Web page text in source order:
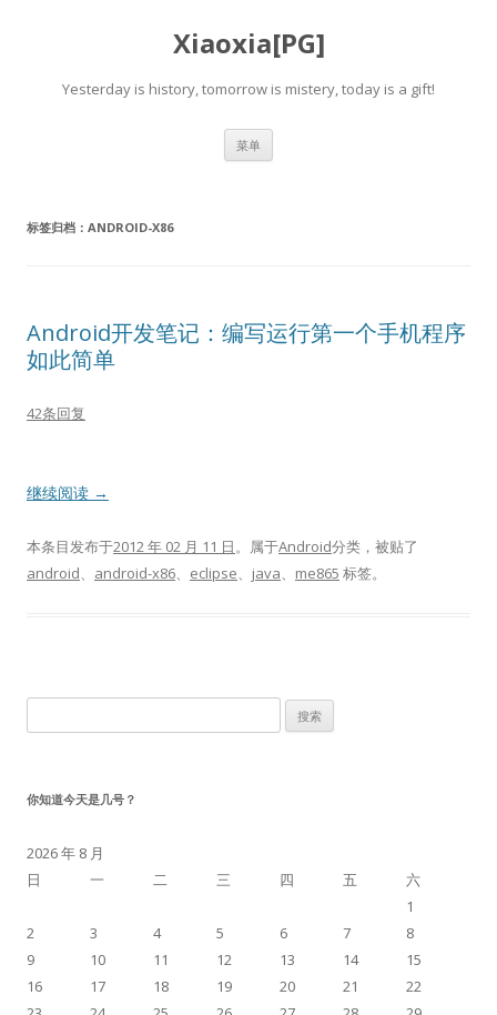
Xiaoxia[PG]
Yesterday is history, tomorrow is mistery, today is a gift!
菜单
标签归档： ANDROID-X86
Android开发笔记：编写运行第一个手机程序
如此简单
42条回复
继续阅读 →
本条目发布于2012 年 02 月 11 日。属于Android分类，被贴了
android、 android-x86、 eclipse、 java、 me865 标签。
索：
你知道今天是几号？
2026 年 8 月
日
一 二 三 四 五
六
1
2
3 4 5 6 7
8
9
10 11 12 13 14
15
16
17 18 19 20 21
22